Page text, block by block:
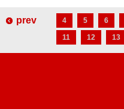
prev 4 5 6
11
12 13